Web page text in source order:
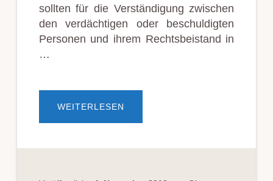
sollten für die Verständigung zwischen
den verdächtigen oder beschuldigten
Personen und ihrem Rechtsbeistand in
…
WEITERLESEN
ÜBERSETZUNG
IM